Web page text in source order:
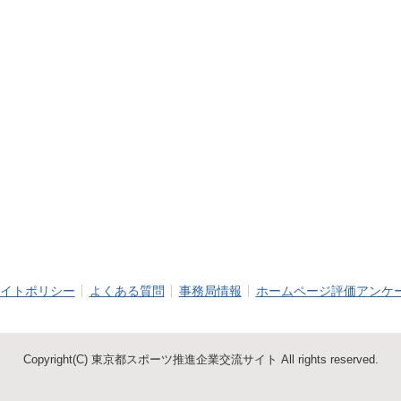
トポリシー よくある質問 事務局情報 ホームページ評価アンケ
Copyright(C) 東京都スポーツ推進企業交流サイト All rights reserved.